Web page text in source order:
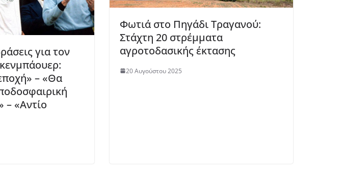
για τον
– «Θα
– «Αντίο
Φωτιά στο Πηγάδι Τραγανού:
Στάχτη 20 στρέμματα
αγροτοδασικής έκτασης
20 Αυγούστου 2025